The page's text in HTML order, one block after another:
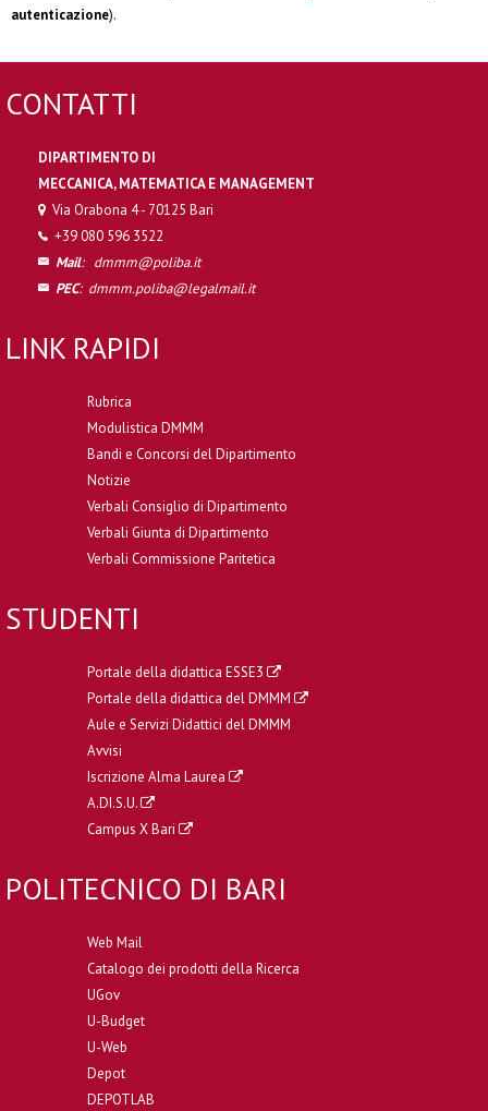
autenticazione).
CONTATTI
DIPARTIMENTO DI
MECCANICA, MATEMATICA E MANAGEMENT
Via Orabona 4 - 70125 Bari
+39 080 596 3522
Mail: dmmm@poliba.it
PEC: dmmm.poliba@legalmail.it
LINK RAPIDI
Rubrica
Modulistica DMMM
Bandi e Concorsi del Dipartimento
Notizie
Verbali Consiglio di Dipartimento
Verbali Giunta di Dipartimento
Verbali Commissione Paritetica
STUDENTI
Portale della didattica ESSE3
Portale della didattica del DMMM
Aule e Servizi Didattici del DMMM
Avvisi
Iscrizione Alma Laurea
A.DI.S.U.
Campus X Bari
POLITECNICO DI BARI
Web Mail
Catalogo dei prodotti della Ricerca
UGov
U-Budget
U-Web
Depot
DEPOTLAB